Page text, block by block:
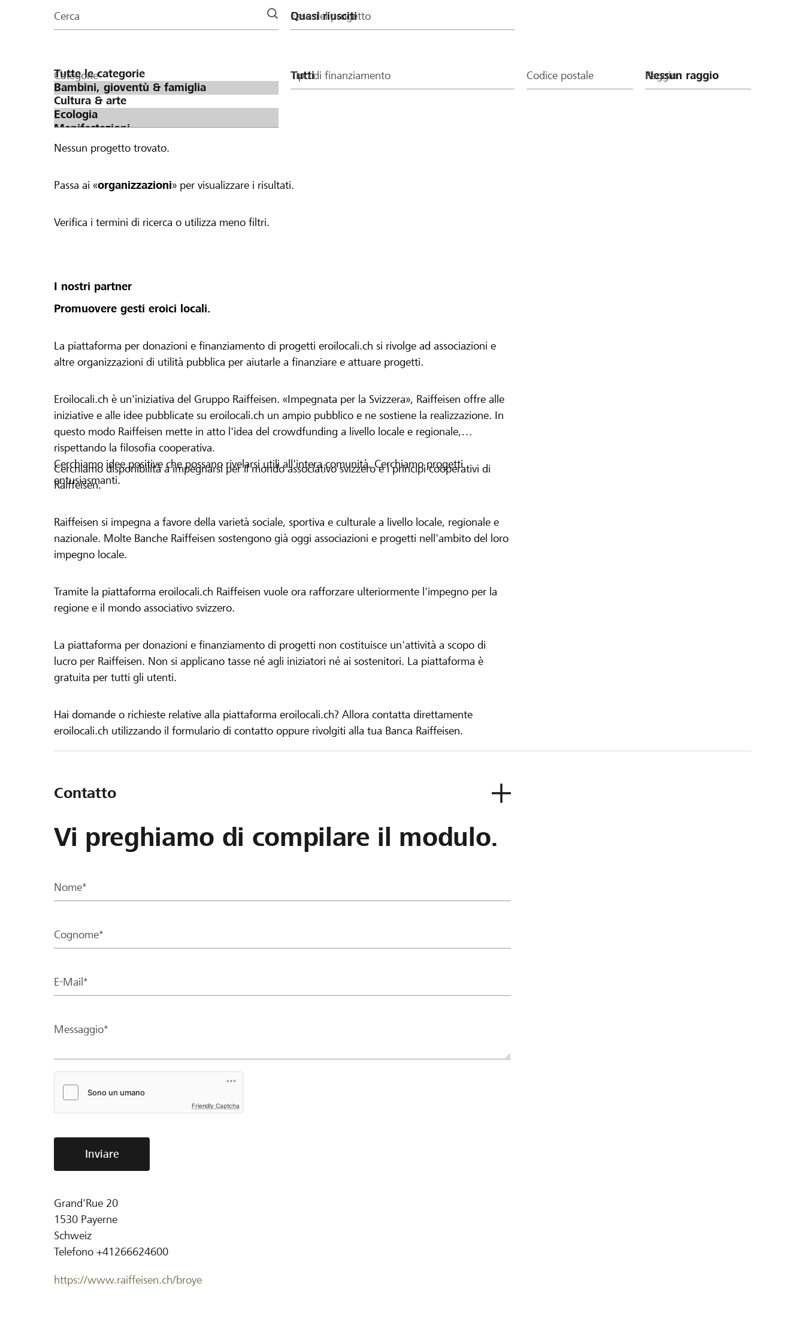
della
Cerca Fase del progetto
Categorie Tipo di finanziamento Codice postale Raggio
Nessun progetto trovato.
Passa ai «organizzazioni» per visualizzare i risultati.
Verifica i termini di ricerca o utilizza meno filtri.
I nostri partner
Promuovere gesti eroici locali.
La piattaforma per donazioni e finanziamento di progetti eroilocali.ch si rivolge ad associazioni e
altre organizzazioni di utilità pubblica per aiutarle a finanziare e attuare progetti.
Eroilocali.ch è un'iniziativa del Gruppo Raiffeisen. «Impegnata per la Svizzera», Raiffeisen offre alle
iniziative e alle idee pubblicate su eroilocali.ch un ampio pubblico e ne sostiene la realizzazione. In
questo modo Raiffeisen mette in atto l'idea del crowdfunding a livello locale e regionale,
rispettando la filosofia cooperativa.
Cerchiamo idee positive che possano rivelarsi utili all'intera comunità. Cerchiamo progetti
entusiasmanti.
Cerchiamo disponibilità a impegnarsi per il mondo associativo svizzero e i principi cooperativi di
Raiffeisen.
Raiffeisen si impegna a favore della varietà sociale, sportiva e culturale a livello locale, regionale e
nazionale. Molte Banche Raiffeisen sostengono già oggi associazioni e progetti nell'ambito del loro
impegno locale.
Tramite la piattaforma eroilocali.ch Raiffeisen vuole ora rafforzare ulteriormente l'impegno per la
regione e il mondo associativo svizzero.
La piattaforma per donazioni e finanziamento di progetti non costituisce un'attività a scopo di
lucro per Raiffeisen. Non si applicano tasse né agli iniziatori né ai sostenitori. La piattaforma è
gratuita per tutti gli utenti.
Hai domande o richieste relative alla piattaforma eroilocali.ch? Allora contatta direttamente
eroilocali.ch utilizzando il formulario di contatto oppure rivolgiti alla tua Banca Raiffeisen.
Contatto
Vi preghiamo di compilare il modulo.
Nome*
Cognome*
E-Mail*
Messaggio*
Friendly Captcha
Inviare
Grand'Rue 20
1530 Payerne
Schweiz
Telefono +41266624600
https://www.raiffeisen.ch/broye